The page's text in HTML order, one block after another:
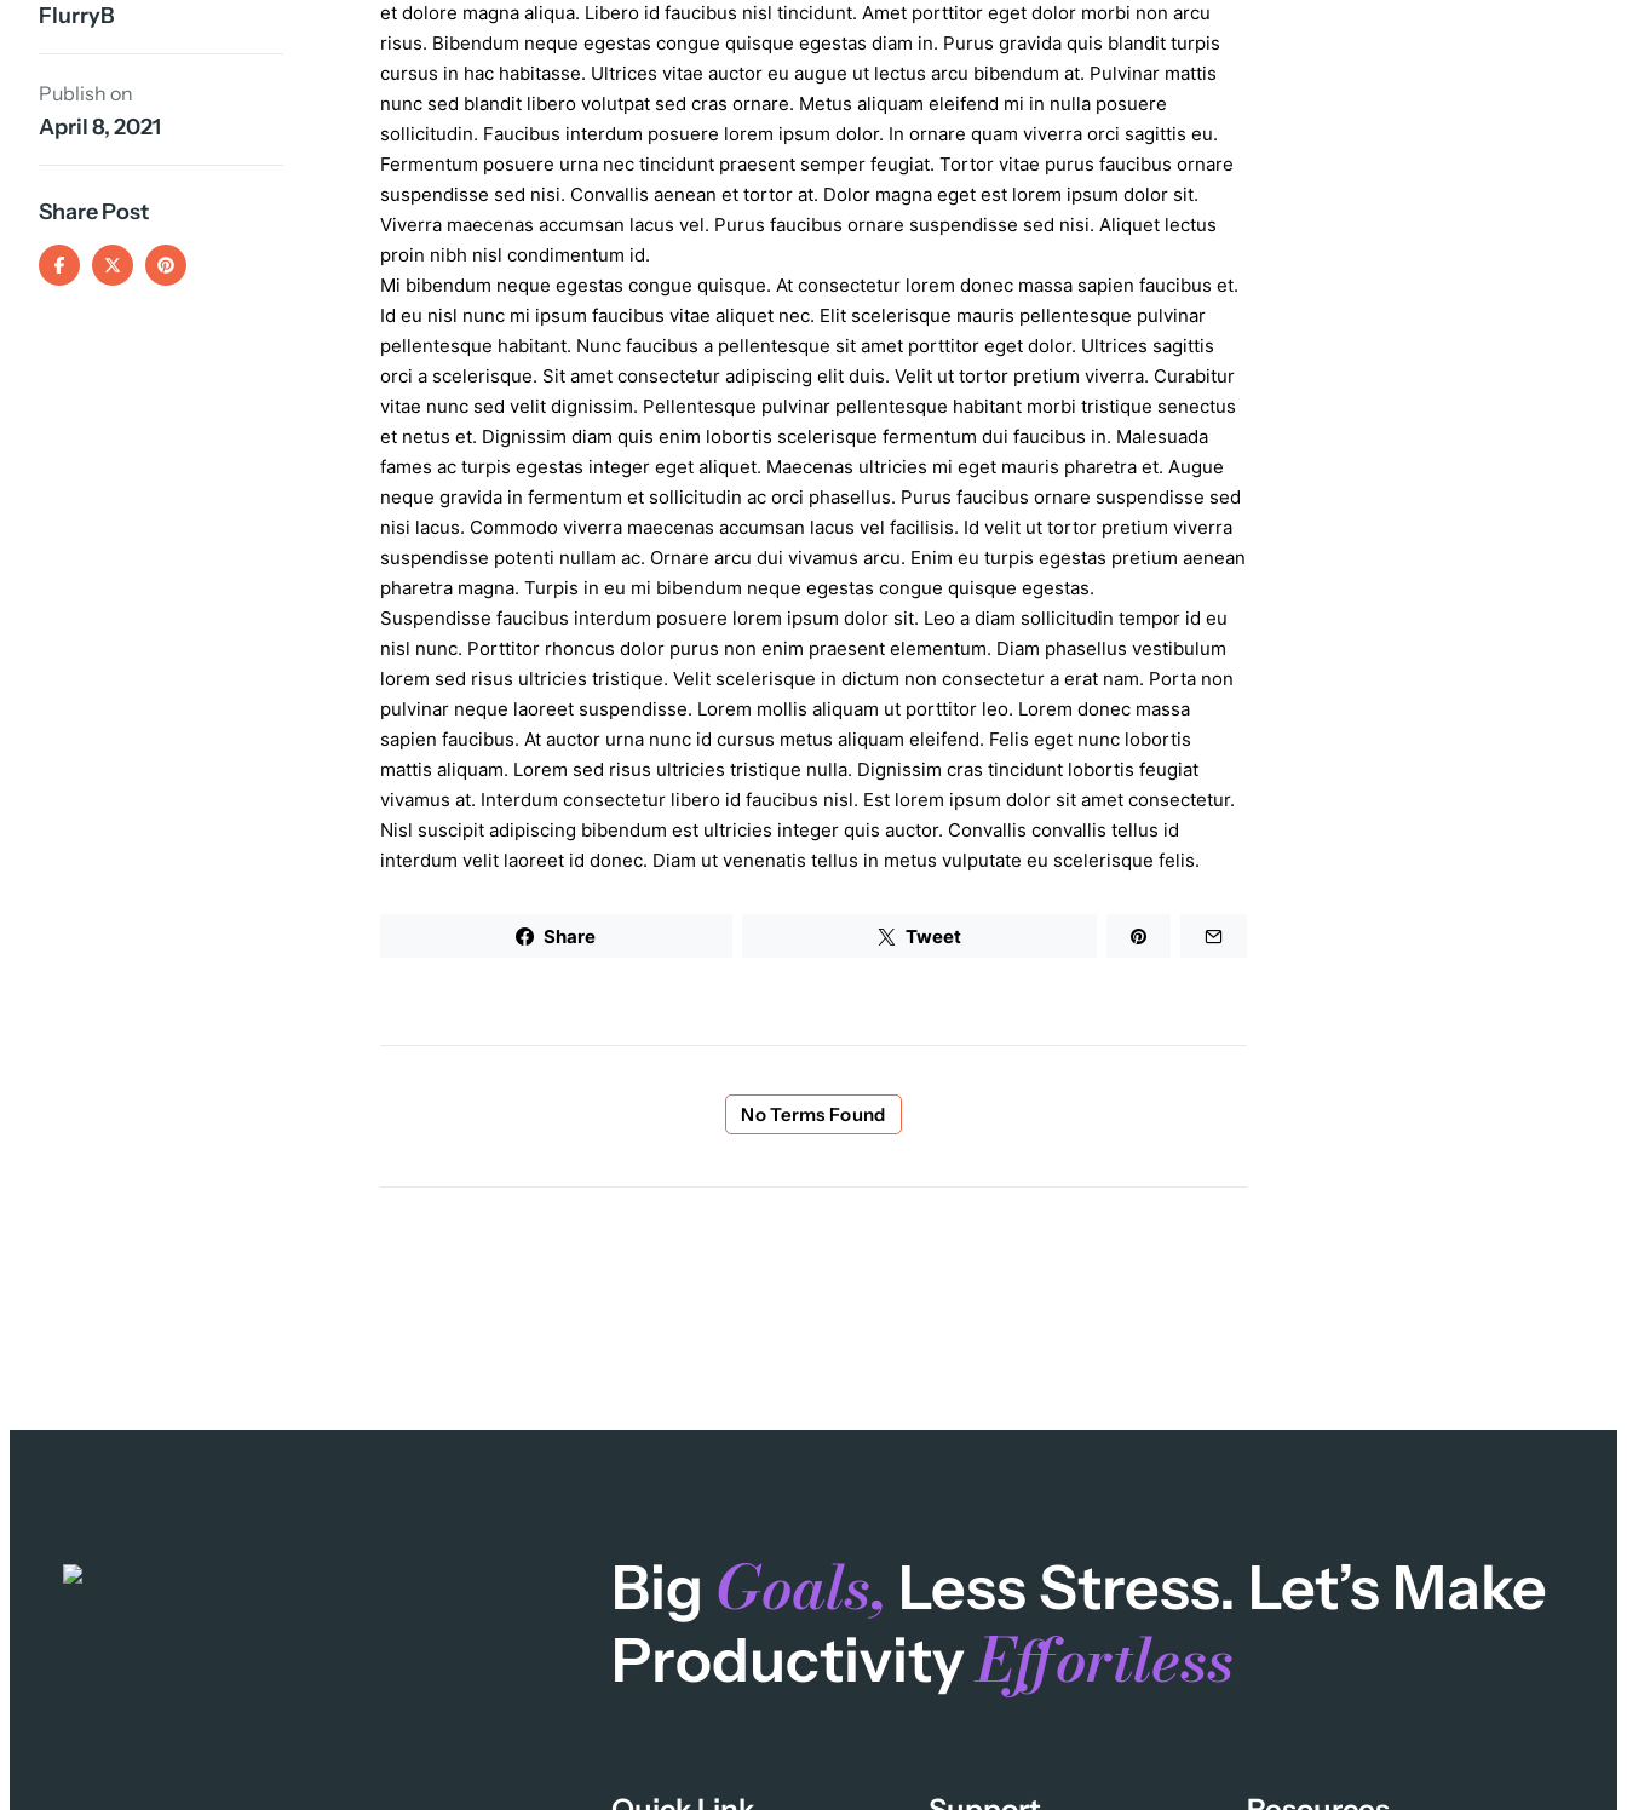
FlurryB
Publish on
April 8, 2021
Share Post
et dolore magna aliqua. Libero id faucibus nisl tincidunt. Amet porttitor eget dolor morbi non arcu
risus. Bibendum neque egestas congue quisque egestas diam in. Purus gravida quis blandit turpis
cursus in hac habitasse. Ultrices vitae auctor eu augue ut lectus arcu bibendum at. Pulvinar mattis
nunc sed blandit libero volutpat sed cras ornare. Metus aliquam eleifend mi in nulla posuere
sollicitudin. Faucibus interdum posuere lorem ipsum dolor. In ornare quam viverra orci sagittis eu.
Fermentum posuere urna nec tincidunt praesent semper feugiat. Tortor vitae purus faucibus ornare
suspendisse sed nisi. Convallis aenean et tortor at. Dolor magna eget est lorem ipsum dolor sit.
Viverra maecenas accumsan lacus vel. Purus faucibus ornare suspendisse sed nisi. Aliquet lectus
proin nibh nisl condimentum id.
Mi bibendum neque egestas congue quisque. At consectetur lorem donec massa sapien faucibus et.
Id eu nisl nunc mi ipsum faucibus vitae aliquet nec. Elit scelerisque mauris pellentesque pulvinar
pellentesque habitant. Nunc faucibus a pellentesque sit amet porttitor eget dolor. Ultrices sagittis
orci a scelerisque. Sit amet consectetur adipiscing elit duis. Velit ut tortor pretium viverra. Curabitur
vitae nunc sed velit dignissim. Pellentesque pulvinar pellentesque habitant morbi tristique senectus
et netus et. Dignissim diam quis enim lobortis scelerisque fermentum dui faucibus in. Malesuada
fames ac turpis egestas integer eget aliquet. Maecenas ultricies mi eget mauris pharetra et. Augue
neque gravida in fermentum et sollicitudin ac orci phasellus. Purus faucibus ornare suspendisse sed
nisi lacus. Commodo viverra maecenas accumsan lacus vel facilisis. Id velit ut tortor pretium viverra
suspendisse potenti nullam ac. Ornare arcu dui vivamus arcu. Enim eu turpis egestas pretium aenean
pharetra magna. Turpis in eu mi bibendum neque egestas congue quisque egestas.
Suspendisse faucibus interdum posuere lorem ipsum dolor sit. Leo a diam sollicitudin tempor id eu
nisl nunc. Porttitor rhoncus dolor purus non enim praesent elementum. Diam phasellus vestibulum
lorem sed risus ultricies tristique. Velit scelerisque in dictum non consectetur a erat nam. Porta non
pulvinar neque laoreet suspendisse. Lorem mollis aliquam ut porttitor leo. Lorem donec massa
sapien faucibus. At auctor urna nunc id cursus metus aliquam eleifend. Felis eget nunc lobortis
mattis aliquam. Lorem sed risus ultricies tristique nulla. Dignissim cras tincidunt lobortis feugiat
vivamus at. Interdum consectetur libero id faucibus nisl. Est lorem ipsum dolor sit amet consectetur.
Nisl suscipit adipiscing bibendum est ultricies integer quis auctor. Convallis convallis tellus id
interdum velit laoreet id donec. Diam ut venenatis tellus in metus vulputate eu scelerisque felis.
Share Tweet
No Terms Found
Big Goals, Less Stress. Let’s Make
ProductivityEffortless